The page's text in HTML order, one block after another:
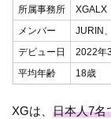
所属事務所
XGALX
メンバー
JURIN
デビュー日
2022年
平均年齢
18歳
XGは、日本人7名